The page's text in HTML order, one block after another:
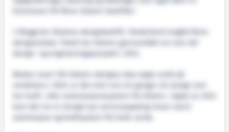
I tillegg har Ulsteins designbedrift i Nederland inngått fleire
designavtalar. Totalt har Ulstein gjennomført ein stor del
design- og engineeringsprosjekt i 2023.
Medan snart 150 Ulstein-designa skip segla rundt på
verdshava i 2023, er det meir enn tre gongar så mange som
har kraft- eller automasjonssystem frå Ulstein. I løpet av 2023
kom det inn ei mengd nye serviceoppdrag innan marin
automasjon og kraftsystem frå heile verda.